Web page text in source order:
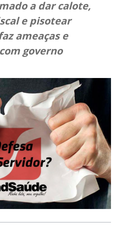
a dar calote,
e pisotear
ameaças e
governo